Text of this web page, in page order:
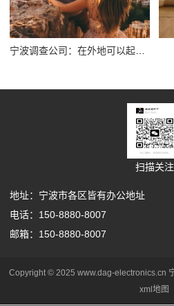
宁波调查公司：在外地可以起诉离婚吗_1
扫描关注
地址：宁波市各区皆有办公地址
电话：150-8880-8007
邮箱：150-8880-8007
Copyright © 2025 www.dag-electronics.cn
xml地图